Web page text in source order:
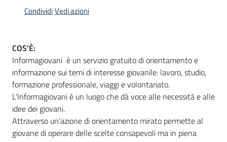
Centri
famiglie
Informazioni
locali
CondividiVedi azioni
COS’È:
Informagiovani è un servizio gratuito di orientamento e
informazione sui temi di interesse giovanile: lavoro, studio,
formazione professionale, viaggi e volontariato.
L'Informagiovani è un luogo che dà voce alle necessità e alle
idee dei giovani.
Attraverso un’azione di orientamento mirato permette al
giovane di operare delle scelte consapevoli ma in piena